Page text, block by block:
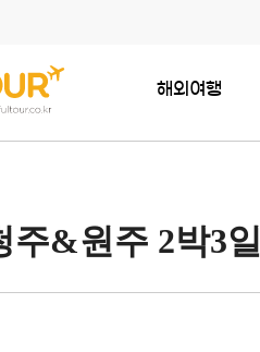
해외여행
주&원주 2박3일